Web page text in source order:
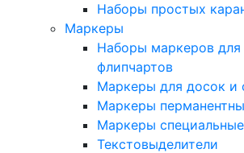
Наборы простых
Маркеры
Наборы маркеров для
флипчартов
Маркеры для досок и
Маркеры
Маркеры специальные
Текстовыделители